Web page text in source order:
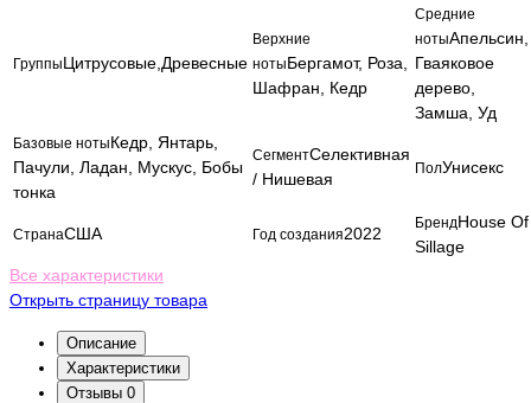
ГруппыЦитрусовые,Древесные
Верхние
нотыБергамот, Роза,
Шафран, Кедр
Средние
нотыАпельсин,
Гваяковое
дерево,
Замша, Уд
Базовые нотыКедр, Янтарь,
Пачули, Ладан, Мускус, Бобы
тонка
СегментСелективная
/ Нишевая
ПолУнисекс
СтранаСША Год создания2022
БрендHouse Of
Sillage
Все характеристики
Открыть страницу товара
Описание
Характеристики
Отзывы 0